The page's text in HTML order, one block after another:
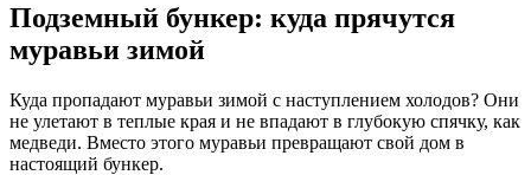
Подземный бункер: куда прячутся
муравьи зимой
Куда пропадают муравьи зимой с наступлением холодов? Они
не улетают в теплые края и не впадают в глубокую спячку, как
медведи. Вместо этого муравьи превращают свой дом в
настоящий бункер.